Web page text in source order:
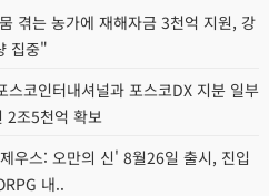
겪는 농가에 재해자금 3천억 지원, 강
집중"
스코인터내셔널과 포스코DX 지분 일부
2조5천억 확보
우스: 오만의 신' 8월26일 출시, 진입
내..